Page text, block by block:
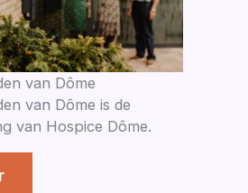
van Dôme
van Dôme is de
van Hospice Dôme.